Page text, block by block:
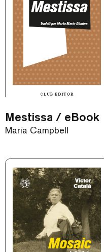
Mestissa / eBook
Maria Campbell